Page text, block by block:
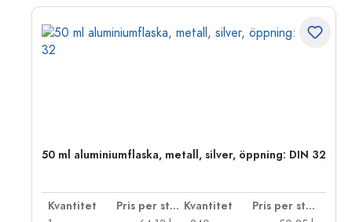
50 ml aluminiumflaska, metall, silver, öppning: DIN 32
Kvantitet Pris per styck Kvantitet
Pris per styck